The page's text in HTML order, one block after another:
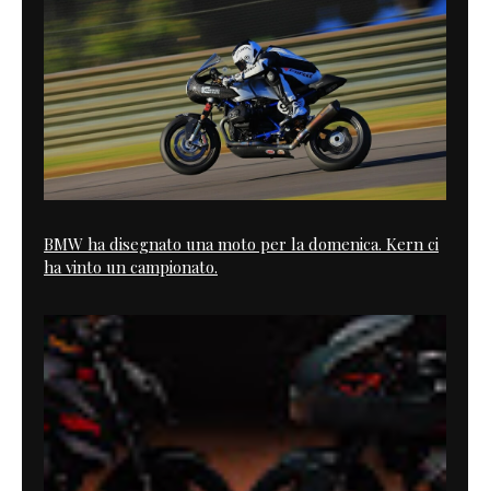
BMW ha disegnato una moto per la domenica. Kern ci
ha vinto un campionato.